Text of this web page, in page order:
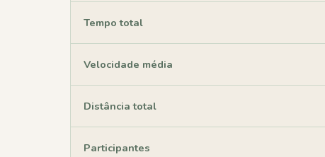
Tempo total
Velocidade média
Distância total
Participantes